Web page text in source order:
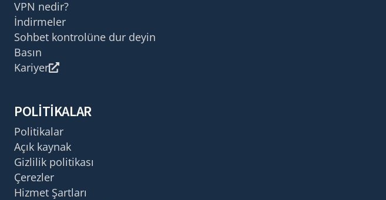
VPN nedir?
İndirmeler
Sohbet kontrolüne dur deyin
Basın
Kariyer
POLITIKALAR
Politikalar
Açık kaynak
Gizlilik politikası
Çerezler
Hizmet Şartları